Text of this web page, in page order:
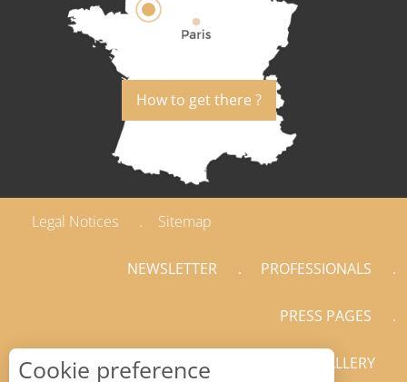
How to get there ?
Legal Notices Sitemap
NEWSLETTER PROFESSIONALS
PRESS PAGES
GALLERY
Cookie preference